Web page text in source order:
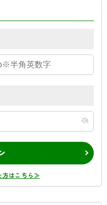
方はこちら≫